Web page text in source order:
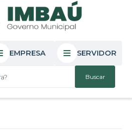
EMPRESA SERVIDOR